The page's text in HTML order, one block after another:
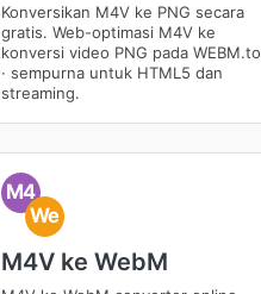
Konversikan M4V ke PNG secara
gratis. Web-optimasi M4V ke
konversi video PNG pada WEBM.to
· sempurna untuk HTML5 dan
streaming.
M4
We
M4V ke WebM